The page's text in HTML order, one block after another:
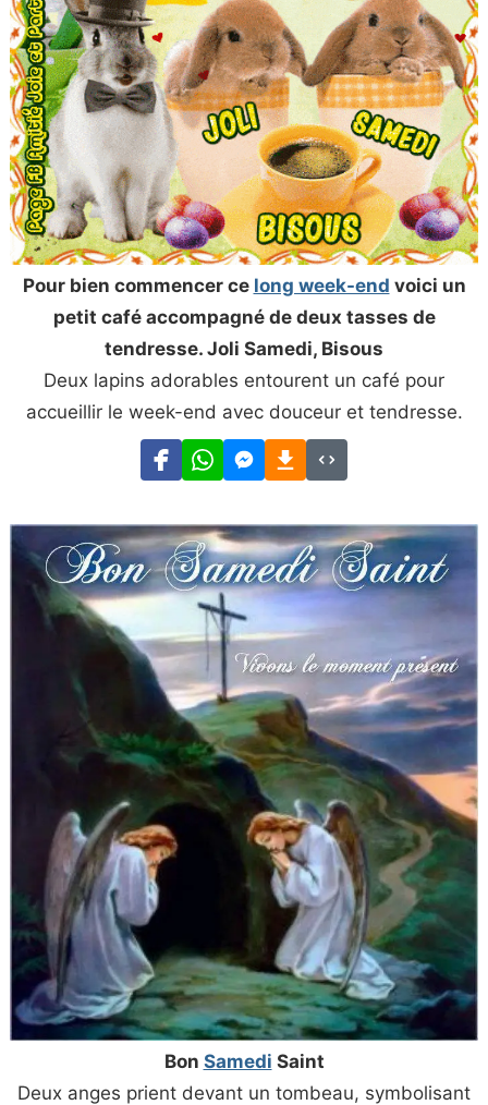
Pour bien commencer ce long week-end voici un
petit café accompagné de deux tasses de
tendresse. Joli Samedi, Bisous
Deux lapins adorables entourent un café pour
accueillir le week-end avec douceur et tendresse.
Bon Samedi Saint
Deux anges prient devant un tombeau, symbolisant